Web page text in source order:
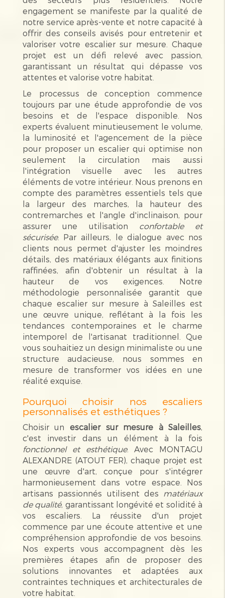
engagement se manifeste par la qualité de
notre service après-vente et notre capacité à
offrir des conseils avisés pour entretenir et
valoriser votre escalier sur mesure. Chaque
projet est un défi relevé avec passion,
garantissant un résultat qui dépasse vos
attentes et valorise votre habitat.
Le processus de conception commence
toujours par une étude approfondie de vos
besoins et de l'espace disponible. Nos
experts évaluent minutieusement le volume,
la luminosité et l'agencement de la pièce
pour proposer un escalier qui optimise non
seulement la circulation mais aussi
l'intégration visuelle avec les autres
éléments de votre intérieur. Nous prenons en
compte des paramètres essentiels tels que
la largeur des marches, la hauteur des
contremarches et l'angle d'inclinaison, pour
assurer une utilisation confortable et
sécurisée. Par ailleurs, le dialogue avec nos
clients nous permet d'ajuster les moindres
détails, des matériaux élégants aux finitions
raffinées, afin d'obtenir un résultat à la
hauteur de vos exigences. Notre
méthodologie personnalisée garantit que
chaque escalier sur mesure à Saleilles est
une œuvre unique, reflétant à la fois les
tendances contemporaines et le charme
intemporel de l'artisanat traditionnel. Que
vous souhaitiez un design minimaliste ou une
structure audacieuse, nous sommes en
mesure de transformer vos idées en une
réalité exquise.
Pourquoi choisir nos escaliers
personnalisés et esthétiques ?
Choisir un escalier sur mesure à Saleilles,
c'est investir dans un élément à la fois
fonctionnel et esthétique. Avec MONTAGU
ALEXANDRE (ATOUT FER), chaque projet est
une œuvre d'art, conçue pour s'intégrer
harmonieusement dans votre espace. Nos
artisans passionnés utilisent des matériaux
de qualité, garantissant longévité et solidité à
vos escaliers. La réussite d'un projet
commence par une écoute attentive et une
compréhension approfondie de vos besoins.
Nos experts vous accompagnent dès les
premières étapes afin de proposer des
solutions innovantes et adaptées aux
contraintes techniques et architecturales de
votre habitat.